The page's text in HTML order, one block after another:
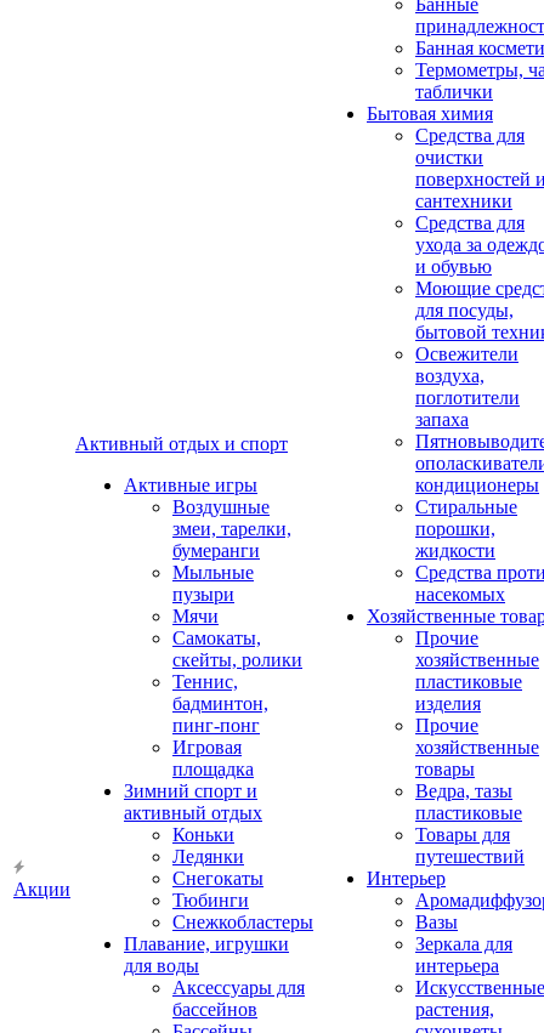
Акции
Активный отдых и спорт
Активные игры
Воздушные
змеи, тарелки,
бумеранги
Мыльные
пузыри
Мячи
Самокаты,
скейты, ролики
Теннис,
бадминтон,
пинг-понг
Игровая
площадка
Зимний спорт и
активный отдых
Коньки
Ледянки
Снегокаты
Тюбинги
Снежкобластеры
Плавание, игрушки
для воды
Аксессуары для
бассейнов
Банные
Банная
Термометры,
таблички
Бытовая химия
Средства для
очистки
поверхностей
сантехники
Средства для
ухода за
и обувью
Моющие
для посуды,
бытовой
Освежители
воздуха,
поглотители
запаха
кондиционеры
Стиральные
порошки,
жидкости
Средства
насекомых
Хозяйственные
Прочие
хозяйственные
пластиковые
изделия
Прочие
хозяйственные
товары
Ведра, тазы
пластиковые
Товары для
путешествий
Интерьер
Вазы
Зеркала для
интерьера
Искусственные
растения,